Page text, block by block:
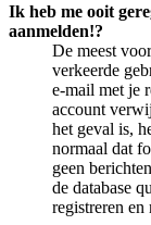
Ik heb me ooit
aanmelden!?
De meest
verkeerde
e-mail met je
account
het geval is,
normaal dat
geen
de database
registreren en